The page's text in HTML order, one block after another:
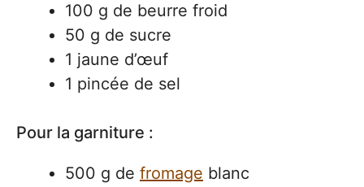
100 g de beurre froid
50 g de sucre
1 jaune d’œuf
1 pincée de sel
Pour la garniture :
500 g de fromage blanc